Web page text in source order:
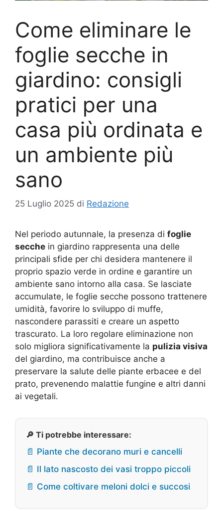
Come eliminare le
foglie secche in
giardino: consigli
pratici per una
casa più ordinata e
un ambiente più
sano
25 Luglio 2025 di Redazione
Nel periodo autunnale, la presenza di foglie
secche in giardino rappresenta una delle
principali sfide per chi desidera mantenere il
proprio spazio verde in ordine e garantire un
ambiente sano intorno alla casa. Se lasciate
accumulate, le foglie secche possono trattenere
umidità, favorire lo sviluppo di muffe,
nascondere parassiti e creare un aspetto
trascurato. La loro regolare eliminazione non
solo migliora significativamente la pulizia visiva
del giardino, ma contribuisce anche a
preservare la salute delle piante erbacee e del
prato, prevenendo malattie fungine e altri danni
ai vegetali.
🔎 Ti potrebbe interessare:
📄 Piante che decorano muri e cancelli
📄 Il lato nascosto dei vasi troppo piccoli
📄 Come coltivare meloni dolci e succosi